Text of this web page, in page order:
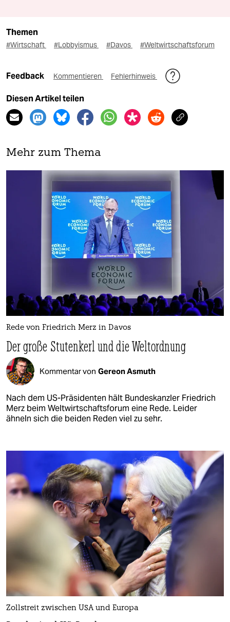
Themen
#Wirtschaft #Lobbyismus #Davos #Weltwirtschaftsforum
Feedback Kommentieren Fehlerhinweis
Diesen Artikel teilen
Mehr zum Thema
Rede von Friedrich Merz in Davos
Der große Stutenkerl und die Weltordnung
Kommentar von Gereon Asmuth
Nach dem US-Präsidenten hält Bundeskanzler Friedrich
Merz beim Weltwirtschaftsforum eine Rede. Leider
ähneln sich die beiden Reden viel zu sehr.
Zollstreit zwischen USA und Europa